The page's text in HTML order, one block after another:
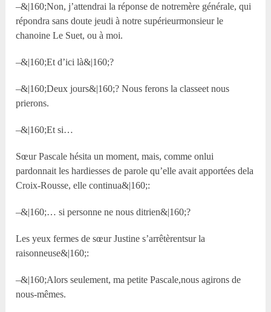
–&|160;Non, j’attendrai la réponse de notremère générale, qui
répondra sans doute jeudi à notre supérieurmonsieur le
chanoine Le Suet, ou à moi.
–&|160;Et d’ici là&|160;?
–&|160;Deux jours&|160;? Nous ferons la classeet nous
prierons.
–&|160;Et si…
Sœur Pascale hésita un moment, mais, comme onlui
pardonnait les hardiesses de parole qu’elle avait apportées dela
Croix-Rousse, elle continua&|160;:
–&|160;… si personne ne nous ditrien&|160;?
Les yeux fermes de sœur Justine s’arrêtèrentsur la
raisonneuse&|160;:
–&|160;Alors seulement, ma petite Pascale,nous agirons de
nous-mêmes.